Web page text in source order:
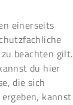
einerseits
beachten gilt.
du hier
die sich
kannst